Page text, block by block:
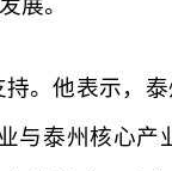
展。
。他表示，
泰州核心